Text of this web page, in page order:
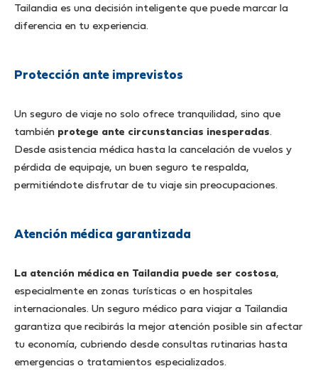
Tailandia es una decisión inteligente que puede marcar la
diferencia en tu experiencia.
Protección ante imprevistos
Un seguro de viaje no solo ofrece tranquilidad, sino que
también protege ante circunstancias inesperadas.
Desde asistencia médica hasta la cancelación de vuelos y
pérdida de equipaje, un buen seguro te respalda,
permitiéndote disfrutar de tu viaje sin preocupaciones.
Atención médica garantizada
La atención médica en Tailandia puede ser costosa,
especialmente en zonas turísticas o en hospitales
internacionales. Un seguro médico para viajar a Tailandia
garantiza que recibirás la mejor atención posible sin afectar
tu economía, cubriendo desde consultas rutinarias hasta
emergencias o tratamientos especializados.